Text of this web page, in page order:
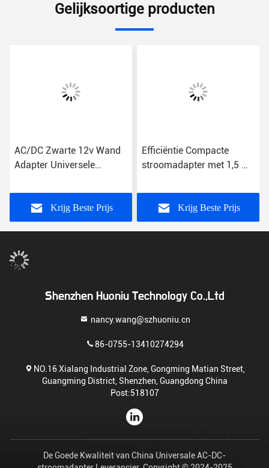
Gelijksoortige producten
AC/DC Zwarte 12v Wand
Adapter Universele
1,5m Kabellengte
Krijg Beste Prijs
Efficiëntie Compacte
stroomadapter met 1,5 m
plug
Krijg Beste Prijs
Shenzhen Huoniu Technology Co.,Ltd
nancy.wang@szhuoniu.cn
86-0755-13410274294
NO.16 Xialang Industrial Zone, Gongming Matian Street,
Guangming District, Shenzhen, Guangdong China
Post:518107
De Goede Kwaliteit van China Universale AC-DC-